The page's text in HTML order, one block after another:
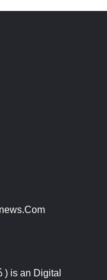
is an Digital